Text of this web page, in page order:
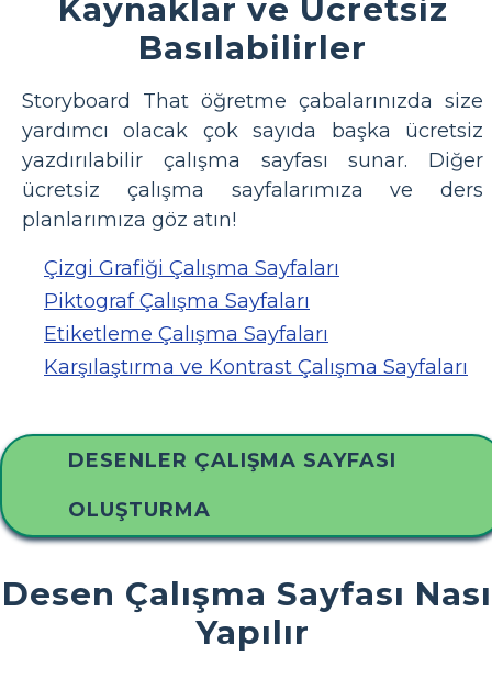
Kaynaklar ve Ücretsiz
Basılabilirler
Storyboard That öğretme çabalarınızda size
yardımcı olacak çok sayıda başka ücretsiz
yazdırılabilir çalışma sayfası sunar. Diğer
ücretsiz çalışma sayfalarımıza ve ders
planlarımıza göz atın!
Çizgi Grafiği Çalışma Sayfaları
Piktograf Çalışma Sayfaları
Etiketleme Çalışma Sayfaları
Karşılaştırma ve Kontrast Çalışma Sayfaları
DESENLER ÇALIŞMA SAYFASI
OLUŞTURMA
Desen Çalışma Sayfası
Yapılır